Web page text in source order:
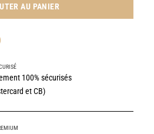
AU PANIER
100% sécurisés
et CB)